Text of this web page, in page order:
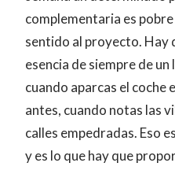
complementaria es
sentido al proyecto. Hay
esencia de siempre de
cuando aparcas el coche
antes, cuando notas las
calles empedradas. Eso
y es lo que hay que